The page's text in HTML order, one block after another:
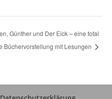
Günther und Der Eick – eine total
Büchervorstellung mit Lesungen